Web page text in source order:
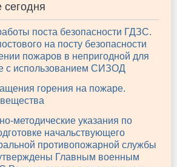
сегодня
поста безопасности ГДЗС.
на посту безопасности
пожаров в непригодной для
с использованием СИЗОД
горения на пожаре.
методические указания по
начальствующего
противопожарной службы
Главным военным